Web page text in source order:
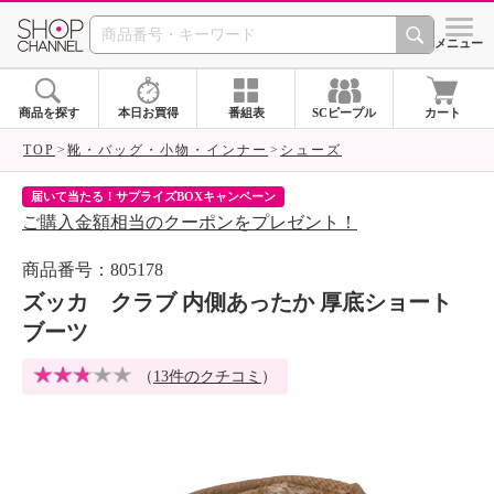
SHOP CHANNEL シメニュー
商品を探す 本日お買得 番組表 SCピープル カート
TOP 靴・バッグ・小物・インナー シューズ
届いて当たる！サプライズBOXキャンペーン
ご購入金額相当のクーポンをプレゼント！
商品番号：805178
ズッカ クラブ 内側あったか 厚底ショート
ブーツ
（ 13件のクチコミ ）